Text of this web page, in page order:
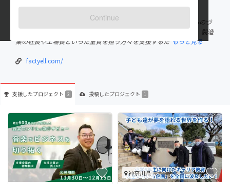
Continue
出身国：日本 出身地：神奈川県
私は「ものづくりコンシェルジュ」として、世界に誇れる日本のものづ
くりを支える会社「株式会社ファクトエール」を経営しています。 製造
業の社長や工場長といった重責を担う方々を支援するた もっと見る
factyell.com/
支援したプロジェクト 3 投稿したプロジェクト 1
神奈川県